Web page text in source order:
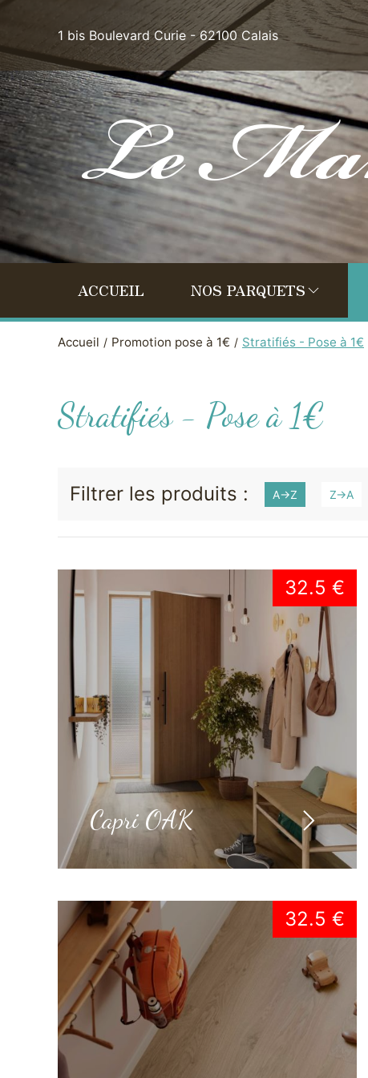
1 bis Boulevard Curie - 62100 Calais
ACCUEIL NOS PARQUETS
Accueil Promotion pose à 1€ Stratifiés - Pose à 1€
Stratifiés - Pose à 1€
Filtrer les produits : A->Z Z->A
32.5 €
Capri OAK
32.5 €